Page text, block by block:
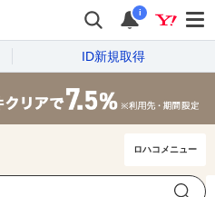
i
ID新規取得
ロハコメニュー